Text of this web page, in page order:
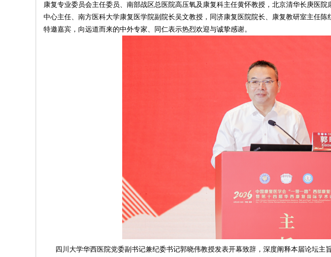
康复专业委员会主任委员、南部战区总医院高压氧及康复科主任黄怀教授，北京清华长庚医
中心主任、南方医科大学康复医学院副院长吴文教授，同济康复医院院长、康复教研室主任
特邀嘉宾，向远道而来的中外专家、 同仁表示热烈欢迎与诚挚感谢。
四川大学华西医院党委副书记兼纪委书记郭晓伟教授发表开幕致辞，深度阐释本届论坛